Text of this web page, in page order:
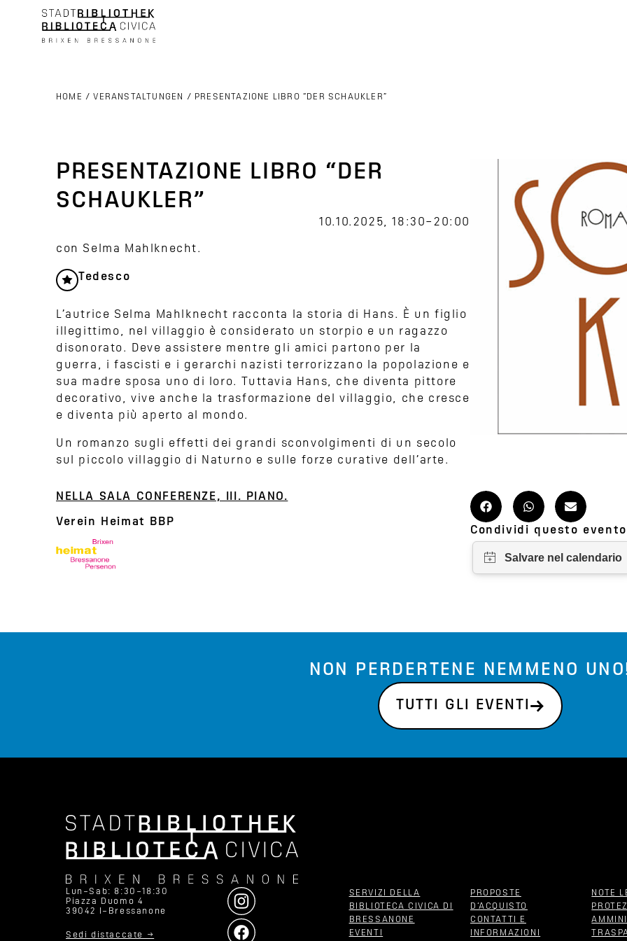
HOME /VERANSTALTUNGEN / PRESENTAZIONE LIBRO “DER SCHAUKLER”
PRESENTAZIONE LIBRO “DER
SCHAUKLER”
10.10.2025, 18:30–20:00
con Selma Mahlknecht.
Tedesco
L’autrice Selma Mahlknecht racconta la storia di Hans. È un figlio
illegittimo, nel villaggio è considerato un storpio e un ragazzo
disonorato. Deve assistere mentre gli amici partono per la
guerra, i fascisti e i gerarchi nazisti terrorizzano la popolazione e
sua madre sposa uno di loro. Tuttavia Hans, che diventa pittore
decorativo, vive anche la trasformazione del villaggio, che cresce
e diventa più aperto al mondo.
Un romanzo sugli effetti dei grandi sconvolgimenti di un secolo
sul piccolo villaggio di Naturno e sulle forze curative dell’arte.
NELLA SALA CONFERENZE, III. PIANO.
Verein Heimat BBP
Condividi questo
NON PERDERTENE NEMMENO
TUTTI GLI EVENTI
Lun–Sab: 8:30–18:30
Piazza Duomo 4
39042 I–Bressanone
Sedi distaccate →
SERVIZI DELLA
BIBLIOTECA CIVICA DI
BRESSANONE
EVENTI
PROPOSTE
D‘ACQUISTO
CONTATTI E
INFORMAZIONI
NOTE